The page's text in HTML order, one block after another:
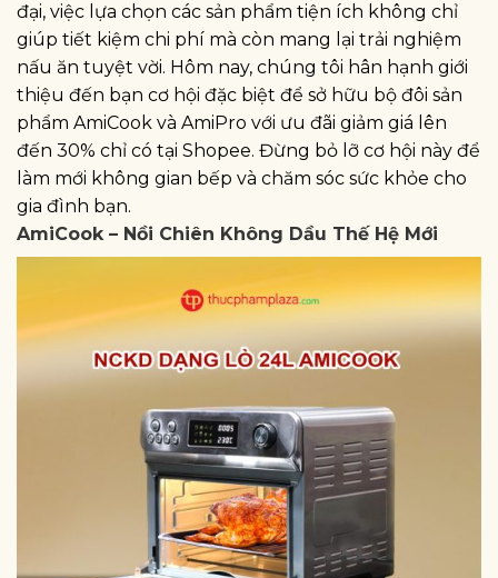
đại, việc lựa chọn các sản phẩm tiện ích không chỉ
giúp tiết kiệm chi phí mà còn mang lại trải nghiệm
nấu ăn tuyệt vời. Hôm nay, chúng tôi hân hạnh giới
thiệu đến bạn cơ hội đặc biệt để sở hữu bộ đôi sản
phẩm AmiCook và AmiPro với ưu đãi giảm giá lên
đến 30% chỉ có tại Shopee. Đừng bỏ lỡ cơ hội này để
làm mới không gian bếp và chăm sóc sức khỏe cho
gia đình bạn.
AmiCook – Nồi Chiên Không Dầu Thế Hệ Mới